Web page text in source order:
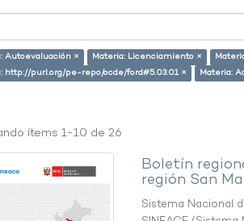
Autoevaluación × Materia: Licenciamiento ×
http://purl.org/pe-repo/ocde/ford#5.03.01 ×
Materia:
ítems 1-10 de 26
Boletín
región San
Sistema Nacional